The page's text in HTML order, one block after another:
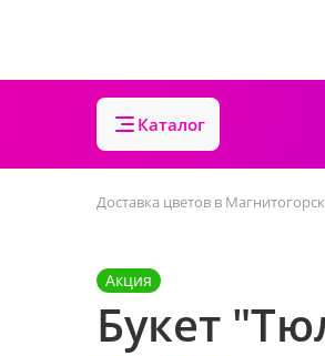
Каталог
Доставка цветов в
Акция
Букет